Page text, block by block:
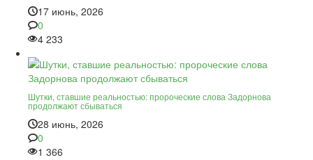
17 июнь, 2026
0
4 233
Шутки, ставшие реальностью: пророческие слова Задорнова
продолжают сбываться
28 июнь, 2026
0
1 366